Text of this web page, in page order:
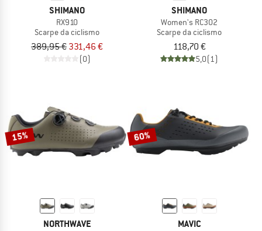
SHIMANO
RX910
Scarpe da ciclismo
389,95 € 331,46 €
(0)
SHIMANO
Women's RC302
Scarpe da ciclismo
118,70 €
5,0(1)
15%
NORTHWAVE
60%
MAVIC